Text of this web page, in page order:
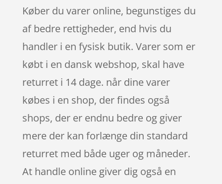
Køber du varer online, begunstiges du
af bedre rettigheder, end hvis du
handler i en fysisk butik. Varer som er
købt i en dansk webshop, skal have
returret i 14 dage. når dine varer
købes i en shop, der findes også
shops, der er endnu bedre og giver
mere der kan forlænge din standard
returret med både uger og måneder.
At handle online giver dig også en